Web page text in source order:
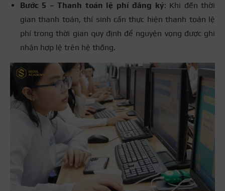
Bước 5 – Thanh toán lệ phí đăng ký: Khi đến thời
gian thanh toán, thí sinh cần thực hiện thanh toán lệ
phí trong thời gian quy định để nguyện vọng được ghi
nhận hợp lệ trên hệ thống.